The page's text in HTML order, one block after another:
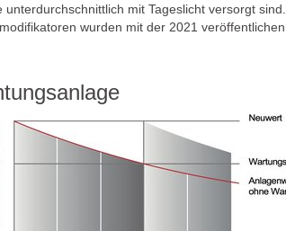
mit Tageslicht versorgt sind.
wurden mit der 2021 veröffentlichen